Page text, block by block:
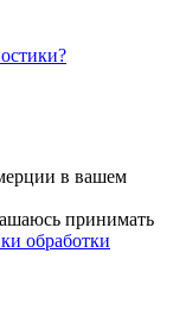
в вашем
принимать
обработки